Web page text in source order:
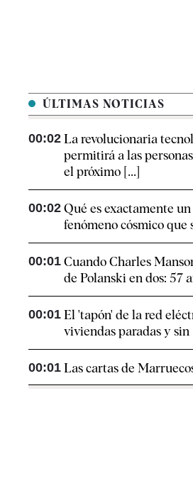
ÚLTIMAS NOTICIAS
00:02 La revolucionaria
permitirá a las
el próximo [...]
00:02 Qué es exactamente
fenómeno cósmico que
00:01 Cuando Charles
de Polanski en dos: 57
00:01 El 'tapón' de la red
viviendas paradas y sin
00:01 Las cartas de